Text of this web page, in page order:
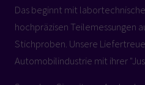
Das beginnt mit
hochpräzisen Teilemessungen
Stichproben. Unsere
Automobilindustrie mit ihrer